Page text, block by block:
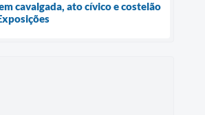
cavalgada, ato cívico e costelão